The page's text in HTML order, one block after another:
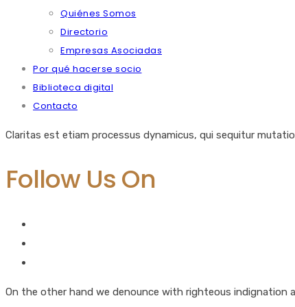
Quiénes Somos
Directorio
Empresas Asociadas
Por qué hacerse socio
Biblioteca digital
Contacto
Claritas est etiam processus dynamicus, qui sequitur
Follow Us On
On the other hand we denounce with righteous indignation